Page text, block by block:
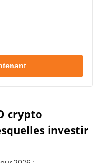
crypto
investir